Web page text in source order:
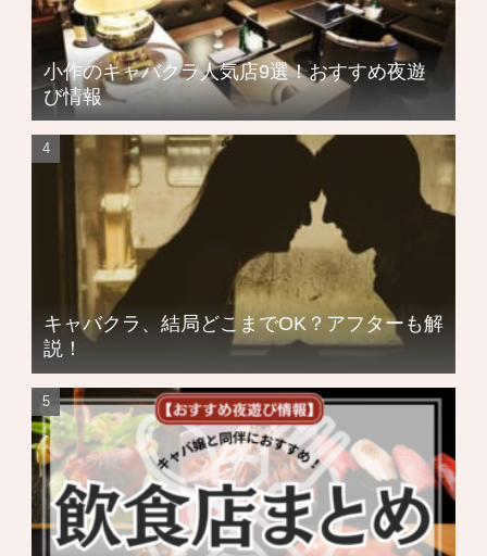
小作のキャバクラ人気店9選！おすすめ夜遊
び情報
キャバクラ、結局どこまでOK？アフターも解
説！